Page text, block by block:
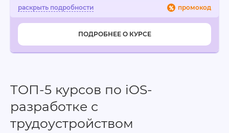
промокод
ПОДРОБНЕЕ О КУРСЕ
ТОП-5 курсов по iOS-
разработке с
трудоустройством